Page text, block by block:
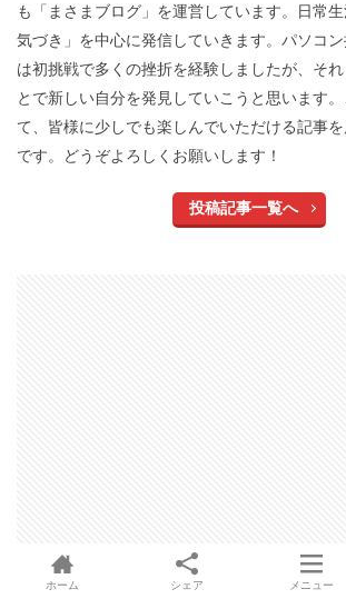
も「まさまブログ」を運営しています。日常
気づき」を中心に発信していきます。パソコ
は初挑戦で多くの挫折を経験しましたが、そ
とで新しい自分を発見していこうと思います
て、皆様に少しでも楽しんでいただける記事
です。どうぞよろしくお願いします！
投稿記事一覧へ
ホーム シェア メニュー